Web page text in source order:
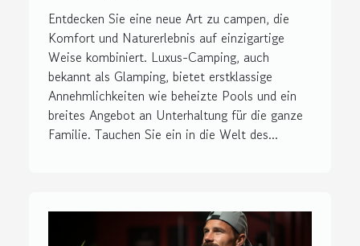
Entdecken Sie eine neue Art zu campen, die
Komfort und Naturerlebnis auf einzigartige
Weise kombiniert. Luxus-Camping, auch
bekannt als Glamping, bietet erstklassige
Annehmlichkeiten wie beheizte Pools und ein
breites Angebot an Unterhaltung für die ganze
Familie. Tauchen Sie ein in die Welt des...